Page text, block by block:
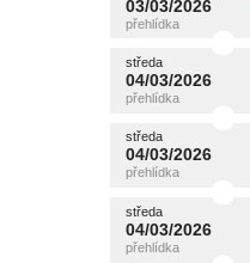
03/03/2026
úterý
03/03/2026
středa
04/03/2026
středa
04/03/2026
středa
04/03/2026
středa
04/03/2026
středa
04/03/2026
středa
04/03/2026